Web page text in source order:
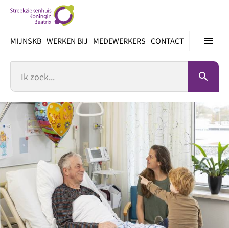
inhoud
menu
MIJNSKB WERKEN BIJ MEDEWERKERS CONTACT
search